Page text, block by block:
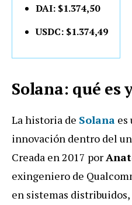
DAI: $1.374,50
USDC: $1.374,49
Solana: qué es
La historia de Solana es
innovación dentro del
Creada en 2017 por
exingeniero de
en sistemas distribuidos,